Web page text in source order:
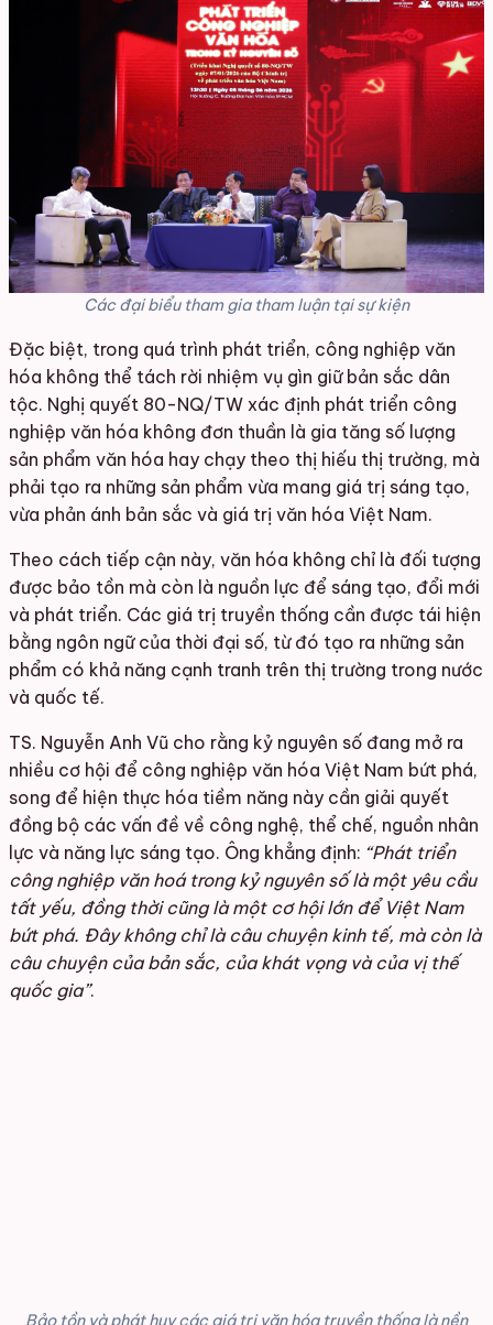
Các đại biểu tham gia tham luận tại sự kiện
Đặc biệt, trong quá trình phát triển, công nghiệp văn
hóa không thể tách rời nhiệm vụ gìn giữ bản sắc dân
tộc. Nghị quyết 80-NQ/TW xác định phát triển công
nghiệp văn hóa không đơn thuần là gia tăng số lượng
sản phẩm văn hóa hay chạy theo thị hiếu thị trường, mà
phải tạo ra những sản phẩm vừa mang giá trị sáng tạo,
vừa phản ánh bản sắc và giá trị văn hóa Việt Nam.
Theo cách tiếp cận này, văn hóa không chỉ là đối tượng
được bảo tồn mà còn là nguồn lực để sáng tạo, đổi mới
và phát triển. Các giá trị truyền thống cần được tái hiện
bằng ngôn ngữ của thời đại số, từ đó tạo ra những sản
phẩm có khả năng cạnh tranh trên thị trường trong nước
và quốc tế.
TS. Nguyễn Anh Vũ cho rằng kỷ nguyên số đang mở ra
nhiều cơ hội để công nghiệp văn hóa Việt Nam bứt phá,
song để hiện thực hóa tiềm năng này cần giải quyết
đồng bộ các vấn đề về công nghệ, thể chế, nguồn nhân
lực và năng lực sáng tạo. Ông khẳng định: “Phát triển
công nghiệp văn hoá trong kỷ nguyên số là một yêu cầu
tất yếu, đồng thời cũng là một cơ hội lớn để Việt Nam
bứt phá. Đây không chỉ là câu chuyện kinh tế, mà còn là
câu chuyện của bản sắc, của khát vọng và của vị thế
quốc gia”.